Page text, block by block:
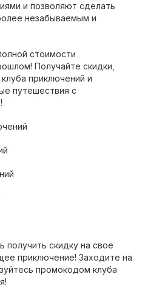
и позволяют сделать
незабываемым и
стоимости
Получайте скидки,
приключений и
путешествия с
получить скидку на свое
приключение! Заходите на
промокодом клуба